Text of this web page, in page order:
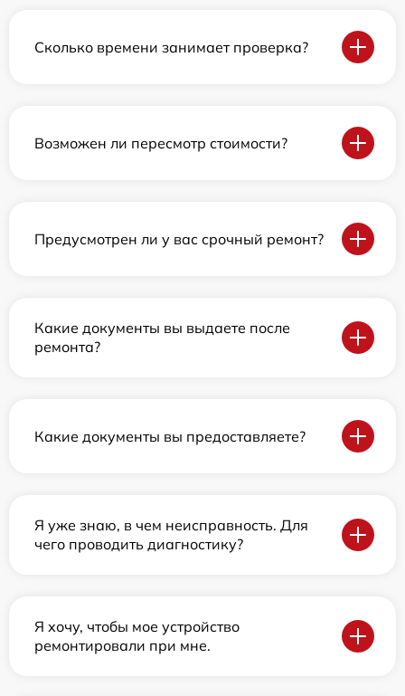
Сколько времени занимает проверка?
Возможен ли пересмотр стоимости?
Предусмотрен ли у вас срочный ремонт?
Какие документы вы выдаете после
ремонта?
Какие документы вы предоставляете?
Я уже знаю, в чем неисправность. Для
чего проводить диагностику?
Я хочу, чтобы мое устройство
ремонтировали при мне.